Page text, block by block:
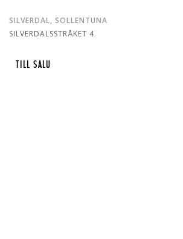
SILVERDAL, SOLLENTUNA
SILVERDALSSTRÅKET 4
TILL SALU